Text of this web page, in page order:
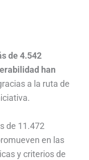
de 4.542
han
a la ruta de
de 11.472
en las
y criterios de